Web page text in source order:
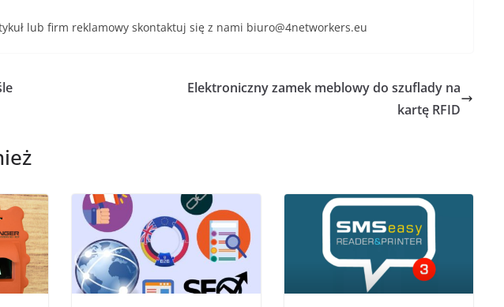
lub firm reklamowy skontaktuj się z nami biuro@4networkers.eu
Elektroniczny zamek meblowy do szuflady na
kartę RFID